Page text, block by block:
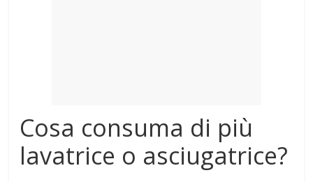
Cosa consuma di più
lavatrice o asciugatrice?